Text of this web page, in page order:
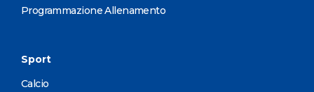
Programmazione Allenamento
Sport
Calcio